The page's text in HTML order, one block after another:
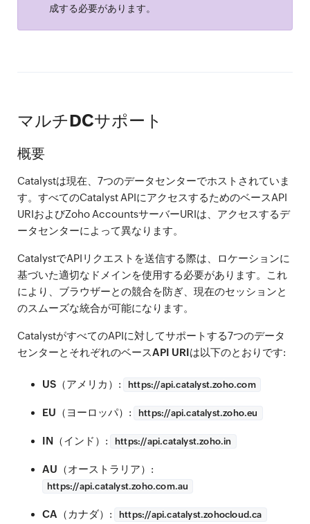
成する必要があります。
マルチDCサポート
概要
Catalystは現在、7つのデータセンターでホストされていま
す。すべてのCatalyst APIにアクセスするためのベースAPI
URIおよびZoho AccountsサーバーURIは、アクセスするデ
ータセンターによって異なります。
CatalystでAPIリクエストを送信する際は、ロケーションに
基づいた適切なドメインを使用する必要があります。これ
により、ブラウザーとの競合を防ぎ、現在のセッションと
のスムーズな統合が可能になります。
CatalystがすべてのAPIに対してサポートする7つのデータ
センターとそれぞれのベースAPI URIは以下のとおりです:
US （アメリカ）: https://api.catalyst.zoho.com
EU （ヨーロッパ）: https://api.catalyst.zoho.eu
IN （インド）: https://api.catalyst.zoho.in
AU （オーストラリア）:
https://api.catalyst.zoho.com.au
CA （カナダ）: https://api.catalyst.zohocloud.ca